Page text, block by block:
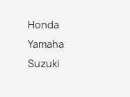
Honda
Yamaha
Suzuki